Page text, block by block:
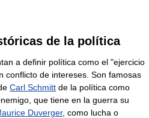
de la política
a definir política como el "ejercicio
conflicto de intereses. Son famosas
Carl Schmitt de la política como
que tiene en la guerra su
Duverger, como lucha o